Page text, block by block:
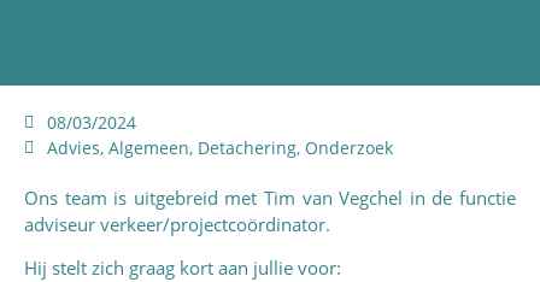
08/03/2024
Advies, Algemeen, Detachering, Onderzoek
Ons team is uitgebreid met Tim van Vegchel in de functie
adviseur verkeer/projectcoördinator.
Hij stelt zich graag kort aan jullie voor: